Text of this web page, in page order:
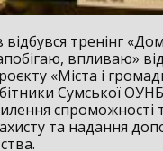
відбувся тренінг
впливаю»
«Міста і
Сумської
спроможності
та надання